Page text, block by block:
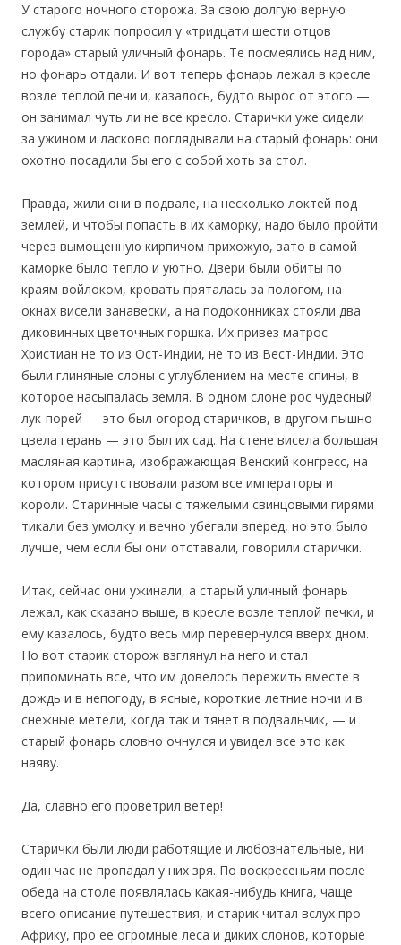
У старого ночного сторожа. За свою долгую верную
службу старик попросил у «тридцати шести отцов
города» старый уличный фонарь. Те посмеялись над ним,
но фонарь отдали. И вот теперь фонарь лежал в кресле
возле теплой печи и, казалось, будто вырос от этого —
он занимал чуть ли не все кресло. Старички уже сидели
за ужином и ласково поглядывали на старый фонарь: они
охотно посадили бы его с собой хоть за стол.
Правда, жили они в подвале, на несколько локтей под
землей, и чтобы попасть в их каморку, надо было пройти
через вымощенную кирпичом прихожую, зато в самой
каморке было тепло и уютно. Двери были обиты по
краям войлоком, кровать пряталась за пологом, на
окнах висели занавески, а на подоконниках стояли два
диковинных цветочных горшка. Их привез матрос
Христиан не то из Ост-Индии, не то из Вест-Индии. Это
были глиняные слоны с углублением на месте спины, в
которое насыпалась земля. В одном слоне рос чудесный
лук-порей — это был огород старичков, в другом пышно
цвела герань — это был их сад. На стене висела большая
масляная картина, изображающая Венский конгресс, на
котором присутствовали разом все императоры и
короли. Старинные часы с тяжелыми свинцовыми гирями
тикали без умолку и вечно убегали вперед, но это было
лучше, чем если бы они отставали, говорили старички.
Итак, сейчас они ужинали, а старый уличный фонарь
лежал, как сказано выше, в кресле возле теплой печки, и
ему казалось, будто весь мир перевернулся вверх дном.
Но вот старик сторож взглянул на него и стал
припоминать все, что им довелось пережить вместе в
дождь и в непогоду, в ясные, короткие летние ночи и в
снежные метели, когда так и тянет в подвальчик, — и
старый фонарь словно очнулся и увидел все это как
наяву.
Да, славно его проветрил ветер!
Старички были люди работящие и любознательные, ни
один час не пропадал у них зря. По воскресеньям после
обеда на столе появлялась какая-нибудь книга, чаще
всего описание путешествия, и старик читал вслух про
Африку, про ее огромные леса и диких слонов, которые